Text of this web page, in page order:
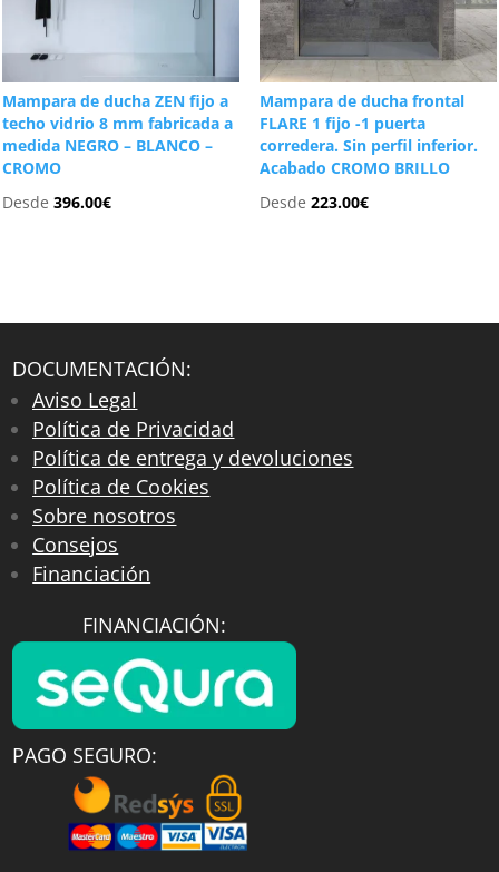
Mampara de ducha ZEN fijo a
techo vidrio 8 mm fabricada a
medida NEGRO – BLANCO –
CROMO
Desde396.00€
Mampara de ducha frontal
FLARE 1 fijo -1 puerta
corredera. Sin perfil inferior.
Acabado CROMO BRILLO
Desde 223.00€
DOCUMENTACIÓN:
Aviso Legal
Política de Privacidad
Política de entrega y devoluciones
Política de Cookies
Sobre nosotros
Consejos
Financiación
FINANCIACIÓN:
PAGO SEGURO: